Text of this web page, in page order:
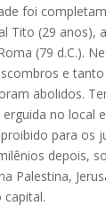
foi
Tito (29 anos),
(79 d.C.).
e
abolidos.
no local
para os
depois,
Palestina,
capital.